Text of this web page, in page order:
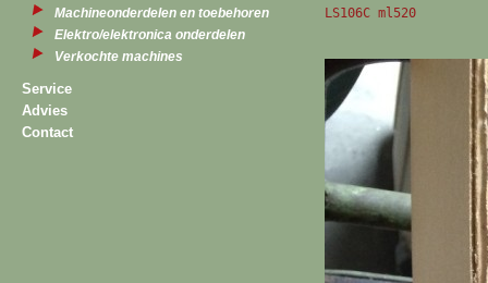
Machineonderdelen en toebehoren
Elektro/elektronica onderdelen
Verkochte machines
Service
Advies
Contact
LS106C ml520